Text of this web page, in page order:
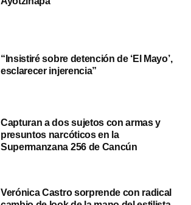
“Insistiré sobre detención de ‘El Mayo’,
esclarecer injerencia”
Capturan a dos sujetos con armas y
presuntos narcóticos en la
Supermanzana 256 de Cancún
Verónica Castro sorprende con radical